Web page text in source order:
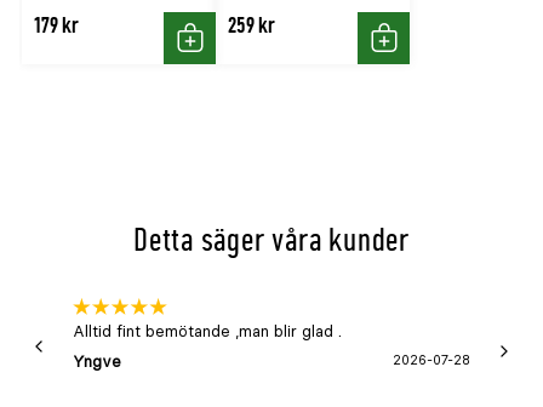
179 kr
Köp
259 kr
Köp
Detta säger våra kunder
Alltid fint bemötande ,man blir glad .
Yngve
2026-07-28